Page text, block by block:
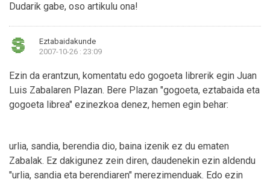
Dudarik gabe, oso artikulu ona!
Eztabaidakunde
2007-10-26 : 23:09
Ezin da erantzun, komentatu edo gogoeta librerik egin Juan
Luis Zabalaren Plazan. Bere Plazan "gogoeta, eztabaida eta
gogoeta librea" ezinezkoa denez, hemen egin behar:
urlia, sandia, berendia dio, baina izenik ez du ematen
Zabalak. Ez dakigunez zein diren, daudenekin ezin aldendu
"urlia, sandia eta berendiaren" merezimenduak. Edo ezin